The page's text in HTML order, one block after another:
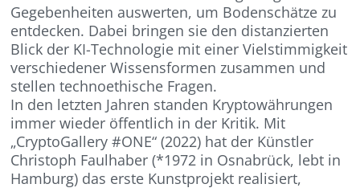
Gegebenheiten auswerten, um Bodenschätze zu
entdecken. Dabei bringen sie den distanzierten
Blick der KI-Technologie mit einer Vielstimmigkeit
verschiedener Wissensformen zusammen und
stellen technoethische Fragen.
In den letzten Jahren standen Kryptowährungen
immer wieder öffentlich in der Kritik. Mit
„CryptoGallery #ONE“ (2022) hat der Künstler
Christoph Faulhaber (*1972 in Osnabrück, lebt in
Hamburg) das erste Kunstprojekt realisiert,